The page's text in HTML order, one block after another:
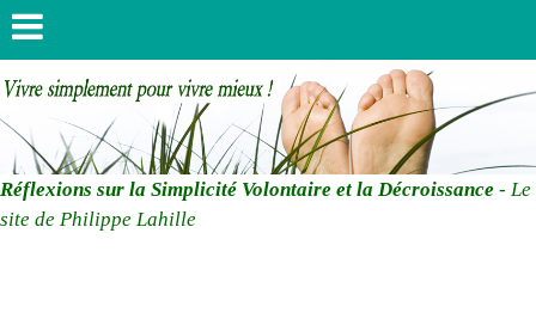
Réflexions sur la Simplicité Volontaire et la Décroissance - Le
site de Philippe Lahille